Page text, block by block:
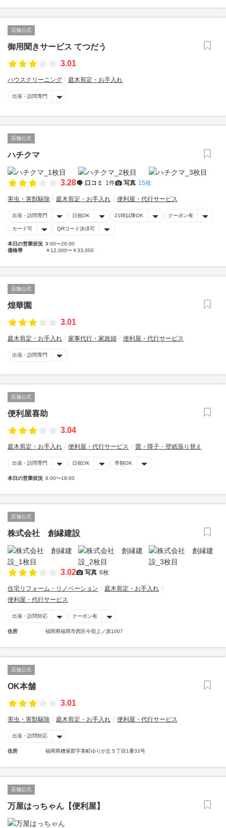
店舗公式
御用聞きサービス てつだう
3.01
ハウスクリーニング 庭木剪定・お手入れ
出張・訪問専門
店舗公式
ハチクマ
3.28 口コミ 1件 写真 15枚
害虫・害獣駆除 庭木剪定・お手入れ 便利屋・代行サービス
出張・訪問専門 日祝OK 21時以降OK クーポン有
カード可 QRコード決済可
本日の営業状況 9:00〜26:00
価格帯
￥12,000〜￥33,000
店舗公式
煌華園
3.01
庭木剪定・お手入れ 家事代行・家政婦 便利屋・代行サービス
出張・訪問専門
店舗公式
便利屋喜助
3.04
庭木剪定・お手入れ 便利屋・代行サービス 畳・障子・壁紙張り替え
出張・訪問専門 日祝OK 早朝OK
本日の営業状況 8:00〜18:00
店舗公式
株式会社 創縁建設
3.02 写真 6枚
住宅リフォーム・リノベーション
庭木剪定・お手入れ
便利屋・代行サービス
出張・訪問対応 クーポン有
住所 福岡県福岡市西区今宿上ノ原1007
店舗公式
OK本舗
3.01
害虫・害獣駆除 庭木剪定・お手入れ 便利屋・代行サービス
出張・訪問対応
住所 福岡県糟屋郡宇美町ゆりが丘５丁目1番33号
店舗公式
万屋はっちゃん【便利屋】